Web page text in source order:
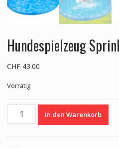
Hundespielzeug
CHF43.00
Vorrätig
Hundespielzeug
In den Warenkorb